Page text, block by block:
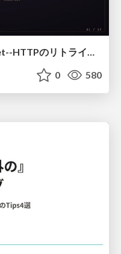
琵琶湖の水は止められてもNet--HTTPのリトライは止められない / You might be able to stop the water flow of Lake Biwa but you can't stop Net::HTTP retries
0 580